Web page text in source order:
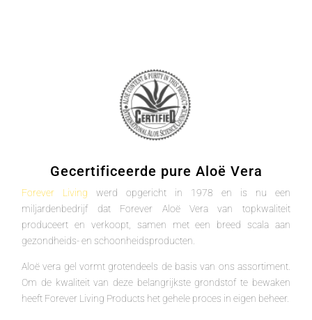
Gecertificeerde pure Aloë Vera
Forever Living werd opgericht in 1978 en is nu een
miljardenbedrijf dat Forever Aloë Vera van topkwaliteit
produceert en verkoopt, samen met een breed scala aan
gezondheids- en schoonheidsproducten.
Aloë vera gel vormt grotendeels de basis van ons assortiment.
Om de kwaliteit van deze belangrijkste grondstof te bewaken
heeft Forever Living Products het gehele proces in eigen beheer.